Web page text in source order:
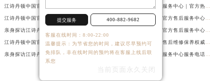
江诗丹顿中国官方售后服务中心电话及服务网点地址实地考察报告_多信源验证（2026年7月最新）
亲身探访江诗丹顿青岛官方售后服务中心｜全新服务热线及门店地址（2026年7月最新）
提交服务 400-882-9682
客服在线时间：8:00-22:00
温馨提示：为节省您的时间，建议尽早预约可
免排队，非在线时间的预约将在客服上线后联
系您
当前页面永久关闭